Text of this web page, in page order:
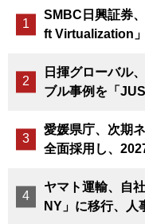
SMBC日興証券
ft Virtualization
日揮グローバル
ブル事例を「
愛媛県庁、次期
全面採用し、
ヤマト運輸、自
NY」に移行、人